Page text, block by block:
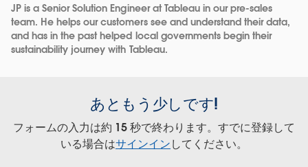
JP is a Senior Solution Engineer at Tableau in our pre-sales
team. He helps our customers see and understand their data,
and has in the past helped local governments begin their
sustainability journey with Tableau.
あともう少しです!
フォームの入力は約 15 秒で終わります。すでに登録して
いる場合はサインインしてください。